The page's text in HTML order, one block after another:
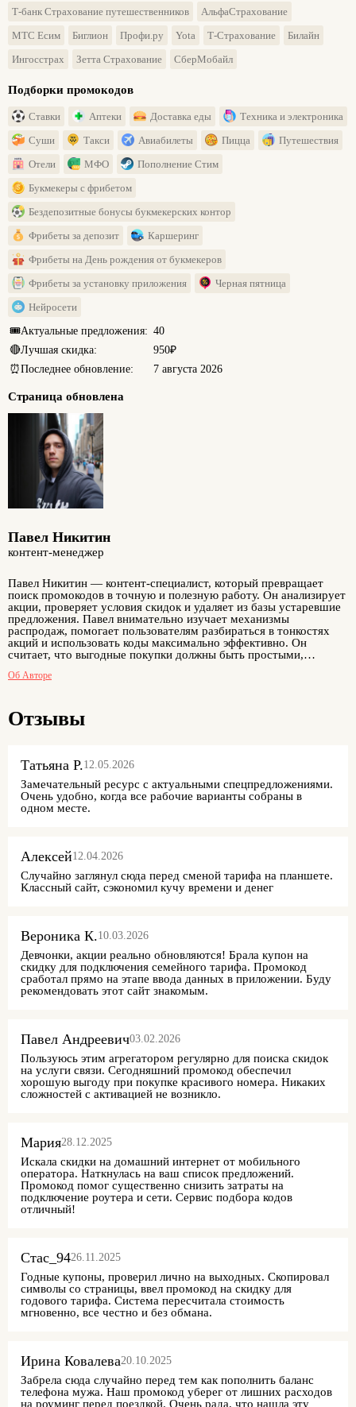
Т-банк Страхование путешественников
АльфаСтрахование
МТС Есим
Биглион Профи.ру Yota Т-Страхование
Билайн
Ингосстрах
Зетта Страхование СберМобайл
Подборки промокодов
Ставки Аптеки Доставка еды
Техника и электроника
Суши
Такси Авиабилеты Пицца
Путешествия
Отели
МФО
Пополнение Стим
Букмекеры с фрибетом
Бездепозитные бонусы букмекерских контор
Фрибеты за депозит
Каршеринг
Фрибеты на День рождения от букмекеров
Фрибеты за установку приложения
Черная пятница
Нейросети
🎟️Актуальные предложения: 40
🔴Лучшая скидка:
950₽
⏰Последнее обновление: 7 августа 2026
Страница обновлена
Павел Никитин
контент-менеджер
Павел Никитин — контент-специалист, который превращает
поиск промокодов в точную и полезную работу. Он анализирует
акции, проверяет условия скидок и удаляет из базы устаревшие
предложения. Павел внимательно изучает механизмы
распродаж, помогает пользователям разбираться в тонкостях
акций и использовать коды максимально эффективно. Он
считает, что выгодные покупки должны быть простыми,
сайта могут быть уверены: каждый опубликованный промокод —
Об Авторе
Отзывы
Татьяна Р.12.05.2026
Замечательный ресурс с актуальными спецпредложениями.
Очень удобно, когда все рабочие варианты собраны в
одном месте.
Алексей12.04.2026
Случайно заглянул сюда перед сменой тарифа на планшете.
Классный сайт, сэкономил кучу времени и денег
Вероника К.10.03.2026
Девчонки, акции реально обновляются! Брала купон на
скидку для подключения семейного тарифа. Промокод
сработал прямо на этапе ввода данных в приложении. Буду
рекомендовать этот сайт знакомым.
Павел Андреевич03.02.2026
Пользуюсь этим агрегатором регулярно для поиска скидок
на услуги связи. Сегодняшний промокод обеспечил
хорошую выгоду при покупке красивого номера. Никаких
сложностей с активацией не возникло.
Мария28.12.2025
Искала скидки на домашний интернет от мобильного
оператора. Наткнулась на ваш список предложений.
Промокод помог существенно снизить затраты на
подключение роутера и сети. Сервис подбора кодов
отличный!
Стас_9426.11.2025
Годные купоны, проверил лично на выходных. Скопировал
символы со страницы, ввел промокод на скидку для
годового тарифа. Система пересчитала стоимость
мгновенно, все честно и без обмана.
Ирина Ковалева20.10.2025
Забрела сюда случайно перед тем как пополнить баланс
телефона мужа. Наш промокод уберег от лишних расходов
на роуминг перед поездкой. Очень рада, что нашла эту